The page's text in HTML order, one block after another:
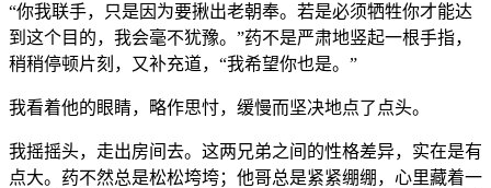
“你我联手，只是因为要揪出老朝奉。若是必须牺牲你才能达
到这个目的，我会毫不犹豫。”药不是严肃地竖起一根手指，
稍稍停顿片刻，又补充道，“我希望你也是。”
我看着他的眼睛，略作思忖，缓慢而坚决地点了点头。
我摇摇头，走出房间去。这两兄弟之间的性格差异，实在是有
点大。药不然总是松松垮垮；他哥总是紧紧绷绷，心里藏着一